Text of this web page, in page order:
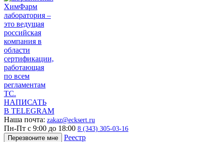
НАПИСАТЬ
В TELEGRAM
Наша почта: zakaz@ecksert.ru
Пн-Пт с 9:00 до 18:00 8 (343) 305-03-16
Перезвоните мне
Реестр